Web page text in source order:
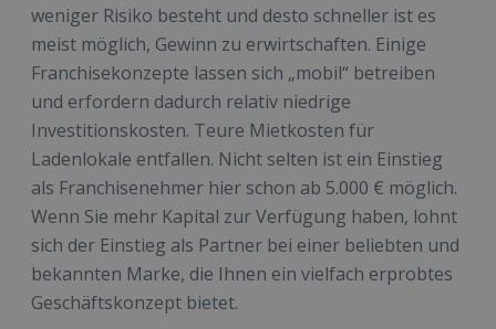
weniger Risiko besteht und desto schneller ist es
meist möglich, Gewinn zu erwirtschaften. Einige
Franchisekonzepte lassen sich „mobil“ betreiben
und erfordern dadurch relativ niedrige
Investitionskosten. Teure Mietkosten für
Ladenlokale entfallen. Nicht selten ist ein Einstieg
als Franchisenehmer hier schon ab 5.000 € möglich.
Wenn Sie mehr Kapital zur Verfügung haben, lohnt
sich der Einstieg als Partner bei einer beliebten und
bekannten Marke, die Ihnen ein vielfach erprobtes
Geschäftskonzept bietet.